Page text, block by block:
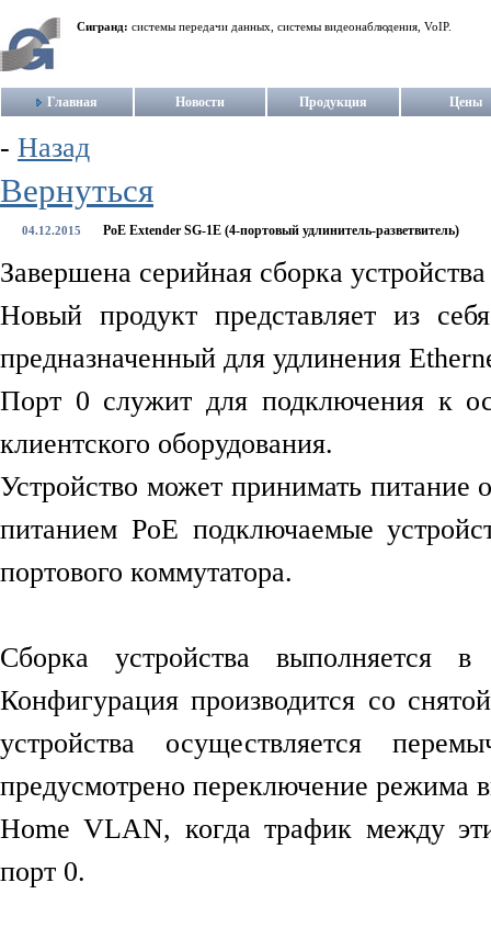
Сигранд: системы передачи данных, системы видеонаблюдения, VoIP.
Главная Новости Продукция Цены
- Назад
Вернуться
04.12.2015 PoE Extender SG-1E (4-портовый удлинитель-разветвитель)
Завершена серийная сборка
Новый продукт представляет из
предназначенный для удлинения
Порт 0 служит для подключения к
клиентского оборудования.
Устройство может принимать питание
питанием PoE подключаемые
портового коммутатора.
Сборка устройства выполняется
Конфигурация производится со
устройства осуществляется
предусмотрено переключение режима
Home VLAN, когда трафик между
порт 0.